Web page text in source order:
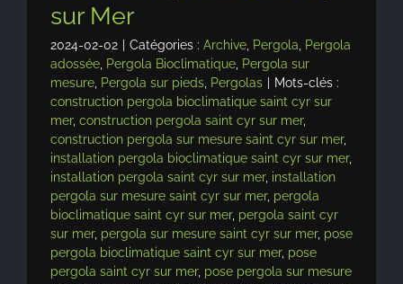
sur Mer
2024-02-02 Catégories : Archive, Pergola, Pergola
adossée, Pergola Bioclimatique, Pergola sur
mesure, Pergola sur pieds, Pergolas
Mots-clés :
construction pergola bioclimatique saint cyr sur
mer, construction pergola saint cyr sur mer,
construction pergola sur mesure saint cyr sur mer,
installation pergola bioclimatique saint cyr sur mer,
installation pergola saint cyr sur mer, installation
pergola sur mesure saint cyr sur mer, pergola
bioclimatique saint cyr sur mer, pergola saint cyr
sur mer, pergola sur mesure saint cyr sur mer, pose
pergola bioclimatique saint cyr sur mer, pose
pergola saint cyr sur mer, pose pergola sur mesure